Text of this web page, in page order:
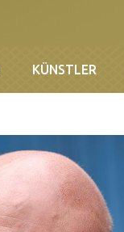
KÜNSTLER